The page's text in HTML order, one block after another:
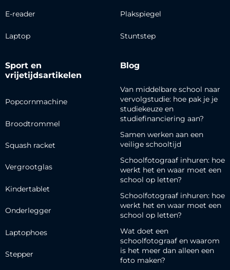
E-reader
Laptop
Plakspiegel
Stuntstep
Sport en
vrijetijdsartikelen
Popcornmachine
Broodtrommel
Squash racket
Vergrootglas
Kindertablet
Onderlegger
Laptophoes
Stepper
Blog
Van middelbare school naar
vervolgstudie: hoe pak je je
studiekeuze en
studiefinanciering aan?
Samen werken aan een
veilige schooltijd
Schoolfotograaf inhuren: hoe
werkt het en waar moet een
school op letten?
Schoolfotograaf inhuren: hoe
werkt het en waar moet een
school op letten?
Wat doet een
schoolfotograaf en waarom
is het meer dan alleen een
foto maken?